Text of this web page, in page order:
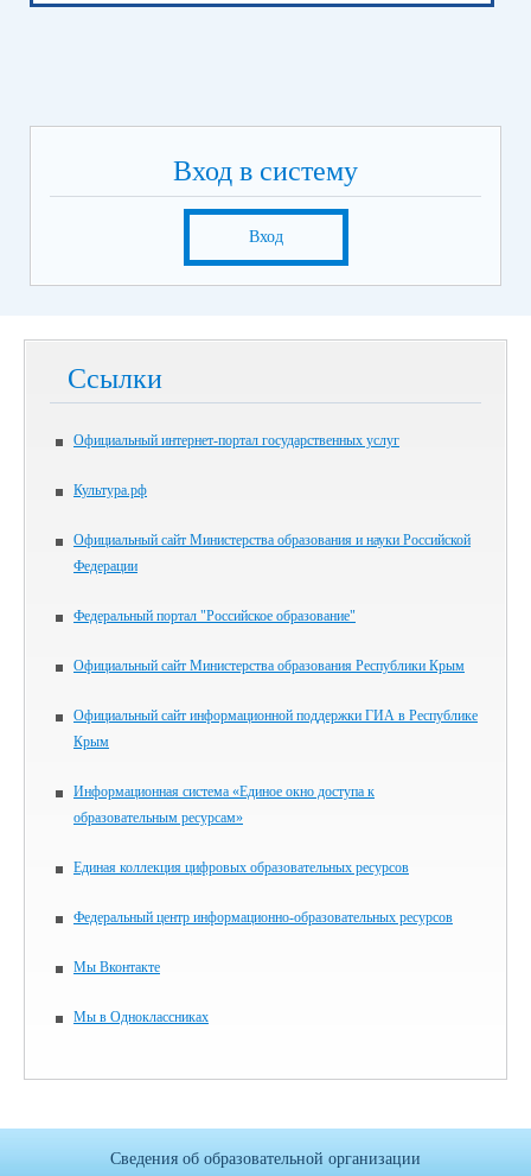
Вход в систему
Вход
Ссылки
Официальный интернет-портал государственных услуг
Культура.рф
Официальный сайт Министерства образования и науки Российской
Федерации
Федеральный портал "Российское образование"
Официальный сайт Министерства образования Республики Крым
Официальный сайт информационной поддержки ГИА в Республике
Крым
Информационная система «Единое окно доступа к
образовательным ресурсам»
Единая коллекция цифровых образовательных ресурсов
Федеральный центр информационно-образовательных ресурсов
Мы Вконтакте
Мы в Одноклассниках
Сведения об образовательной организации